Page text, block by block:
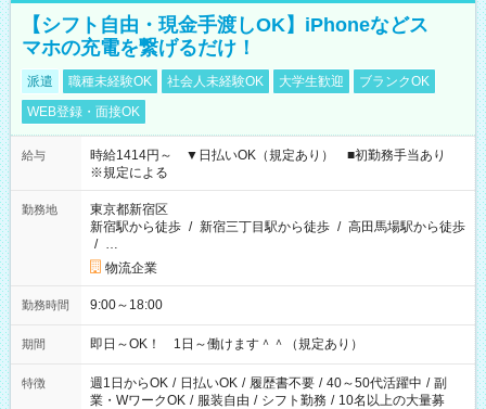
【シフト自由・現金手渡しOK】iPhoneなどス
マホの充電を繋げるだけ！
派遣 職種未経験OK 社会人未経験OK 大学生歓迎
ブランクOK
WEB登録・面接OK
給与
時給1414円～ ▼日払いOK（規定あり） ■初勤務手当あり
※規定による
勤務地
東京都新宿区
新宿駅から徒歩 / 新宿三丁目駅から徒歩 / 高田馬場駅から徒歩
/ …
物流企業
勤務時間 9:00～18:00
期間 即日～OK！ 1日～働けます＾＾（規定あり）
特徴 週1日からOK / 日払いOK / 履歴書不要 / 40～50代活躍中 / 副
業・WワークOK / 服装自由 / シフト勤務 / 10名以上の大量募